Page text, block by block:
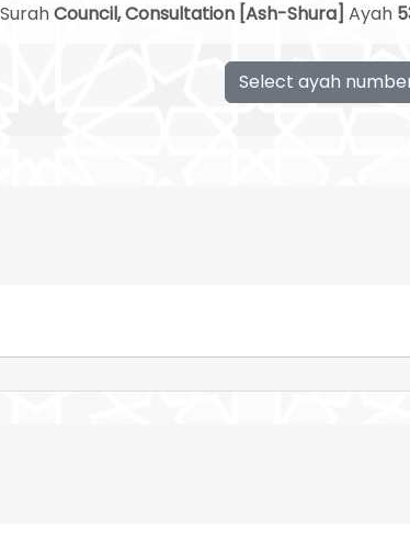
SurahCouncil, Consultation [Ash-Shura] Ayah
Select ayah